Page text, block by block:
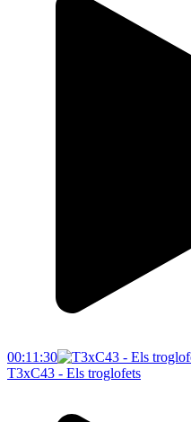
00:11:30
T3xC43 - Els troglofets